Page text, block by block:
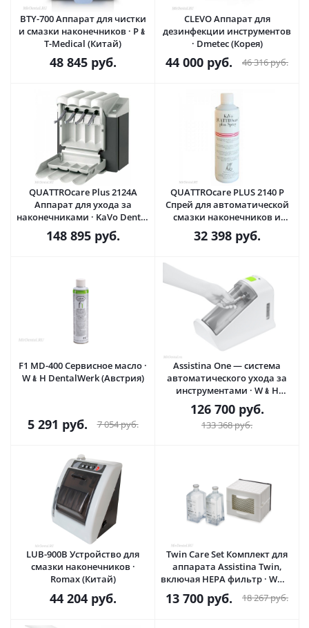
BTY-700 Аппарат для чистки
и смазки наконечников · P﹠
T-Medical (Китай)
48 845руб.
CLEVO Аппарат для
дезинфекции инструментов
· Dmetec (Корея)
44 000 руб. 46 316руб.
QUATTROcare Plus 2124А
Аппарат для ухода за
наконечниками · KaVo Dental
GmbH (Германия)
148 895руб.
QUATTROcare PLUS 2140 P
Спрей для автоматической
смазки наконечников и
микромоторов в приборе
QUATTROcare plus · KaVo
32 398руб.
F1 MD-400 Сервисное масло ·
W﹠H DentalWerk (Австрия)
5 291 руб. 7 054руб.
Assistina One​​​​​​​ — система
автоматического ухода за
инструментами · W﹠H
DentalWerk (Австрия)
126 700руб.
133 368руб.
LUB-900B Устройство для
смазки наконечников ·
Romax (Китай)
44 204руб.
Twin Care Set Комплект для
аппарата Assistina Twin,
включая HEPA фильтр · W﹠H
DentalWerk (Австрия)
13 700 руб. 18 267руб.